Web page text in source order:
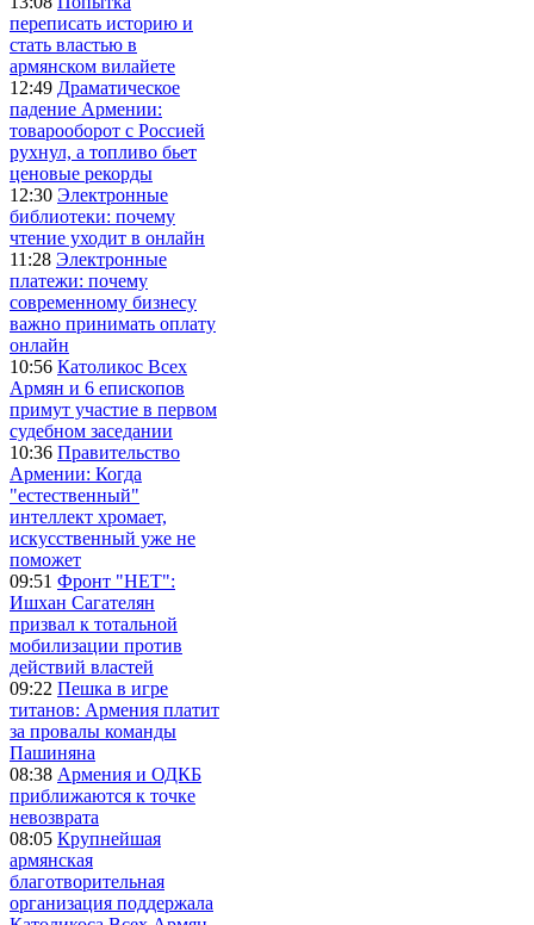
переписать историю и
стать властью в
армянском вилайете
12:49 Драматическое
падение Армении:
товарооборот с Россией
рухнул, а топливо бьет
ценовые рекорды
12:30 Электронные
библиотеки: почему
чтение уходит в онлайн
11:28 Электронные
платежи: почему
современному бизнесу
важно принимать оплату
онлайн
10:56 Католикос Всех
Армян и 6 епископов
примут участие в первом
судебном заседании
10:36 Правительство
Армении: Когда
"естественный"
интеллект хромает,
искусственный уже не
поможет
09:51 Фронт "НЕТ":
Ишхан Сагателян
призвал к тотальной
мобилизации против
действий властей
09:22 Пешка в игре
титанов: Армения платит
за провалы команды
Пашиняна
08:38 Армения и ОДКБ
приближаются к точке
невозврата
08:05 Крупнейшая
армянская
благотворительная
организация поддержала